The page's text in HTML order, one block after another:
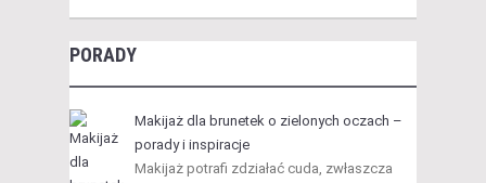
PORADY
Makijaż dla brunetek o zielonych oczach –
porady i inspiracje
Makijaż potrafi zdziałać cuda, zwłaszcza